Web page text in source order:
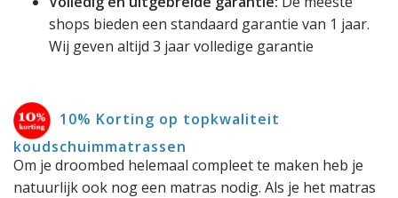
shops bieden een standaard garantie van 1 jaar.
Wij geven altijd 3 jaar volledige garantie
10% Korting op topkwaliteit
koudschuimmatrassen
Om je droombed helemaal compleet te maken heb je
natuurlijk ook nog een matras nodig. Als je het matras